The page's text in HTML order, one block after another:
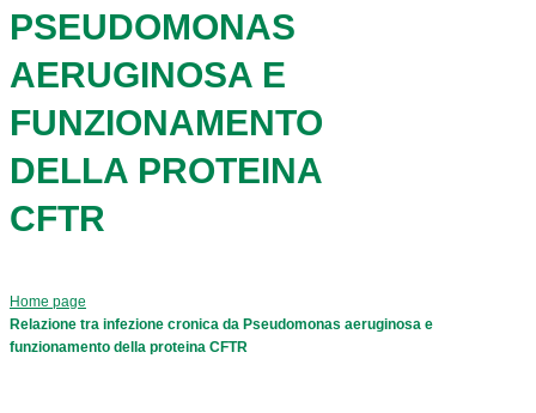
PSEUDOMONAS
AERUGINOSA E
FUNZIONAMENTO
DELLA PROTEINA
CFTR
Home page
Relazione tra infezione cronica da Pseudomonas aeruginosa e
funzionamento della proteina CFTR